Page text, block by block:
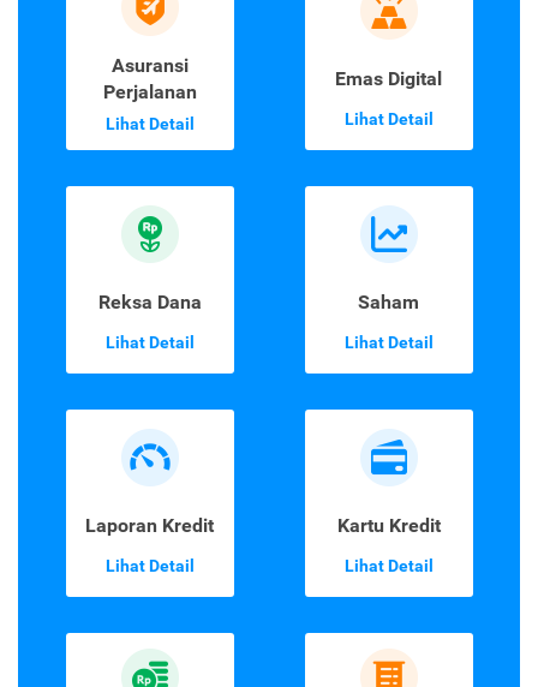
Asuransi
Perjalanan
Lihat Detail
Emas Digital
Lihat Detail
Reksa Dana
Lihat Detail
Saham
Lihat Detail
Laporan Kredit
Lihat Detail
Kartu Kredit
Lihat Detail